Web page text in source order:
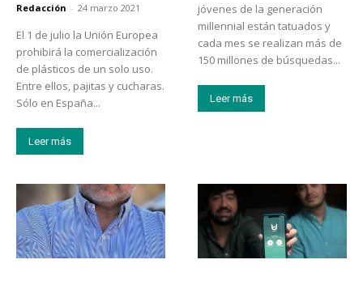
Redacción - 24 marzo 2021
El 1 de julio la Unión Europea
prohibirá la comercialización
de plásticos de un solo uso.
Entre ellos, pajitas y cucharas.
Sólo en España...
Leer más
jóvenes de la generación
millennial están tatuados y
cada mes se realizan más de
150 millones de búsquedas...
Leer más